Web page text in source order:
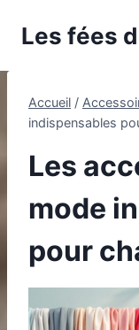
Les fées
Accueil /
indispensables
Les
mode
pour